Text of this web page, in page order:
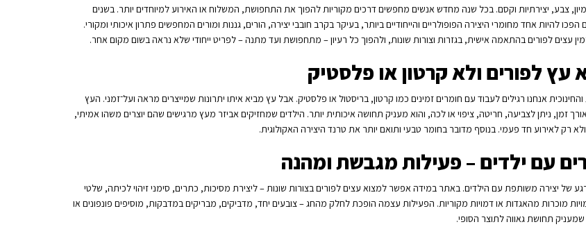
צבע, יצירתיות וקסם. בכל שנה מחדש אנשים מחפשים דרכים מקוריות להפוך את התחפושת, המשלוח או האירוע למיוחדים יותר. בשנים
הפכו להיות אחד מחומרי היצירה הפופולריים והייחודיים ביותר, בעיקר בקרב חובבי יצירה, הורים, גננות ומורים המחפשים פתרון איכותי ומקורי.
עצים לפורים בהתאמה אישית, בגזרות וצורות שונות, ולהפוך כל רעיון – מתחפושת ועד מתנה – לפריט ייחודי שלא נראה בשום מקום אחר.
עץ לפורים ולא קרטון או פלסטיק
אנחנו רגילים לעבוד עם חומרים זמינים כמו קרטון, בריסטול או פלסטיק. אבל עץ מביא איתו יתרונות שמייצרים מראה ועל־זמני. העץ
זמן, ניתן לצביעה, חריטה, ציפוי או לכה, והוא מעניק תחושה איכותית יותר. הילדים שמחזיקים אביזר מעץ מרגישים שהם יוצרים משהו אמיתי,
רק לאירוע חד פעמי. בנוסף מדובר בחומר טבעי ותואם יותר את טרנד היצירה האקולוגית.
עם ילדים – פעילות מגבשת ומהנה
של יצירה משותפת עם הילדים. באתר במידה אפשר למצוא עצים לפורים בצורות שונות – ליצירת מסיכות, כתרים, סימני זיהוי לכיתה, שלטי
מוכרות מהאגדות או דמויות מקוריות. הפעילות עצמה הופכת לחלק מהחג – צובעים יחד, מדביקים, מבריקים במדבקות, מוסיפים פונפונים או
שמעניק תחושת גאווה לתוצר הסופי.